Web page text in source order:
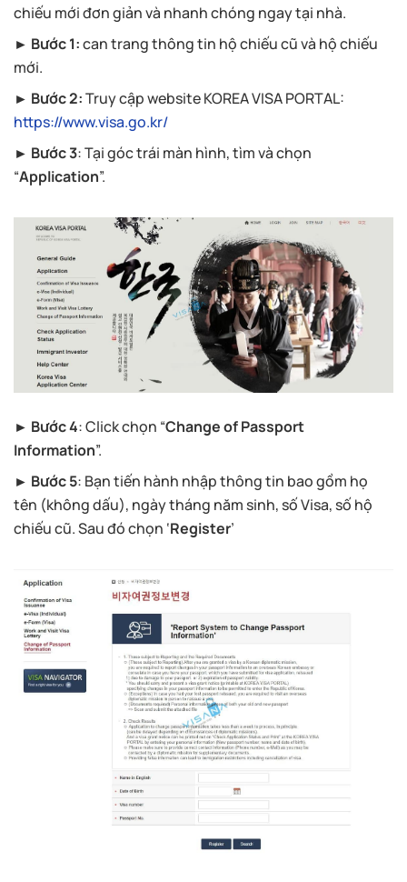
chiếu mới đơn giản và nhanh chóng ngay tại nhà.
► Bước 1:can trang thông tin hộ chiếu cũ và hộ chiếu
mới.
► Bước 2:Truy cập website KOREA VISA PORTAL:
https://www.visa.go.kr/
► Bước 3: Tại góc trái màn hình, tìm và chọn
“Application”.
► Bước 4: Click chọn “Change of Passport
Information”.
► Bước 5: Bạn tiến hành nhập thông tin bao gồm họ
tên (không dấu), ngày tháng năm sinh, số Visa, số hộ
chiếu cũ. Sau đó chọn ‘Register’